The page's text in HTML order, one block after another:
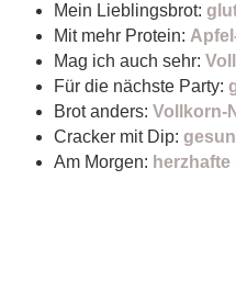
Mein Lieblingsbrot:
Mit mehr Protein:
Mag ich auch sehr:
Für die nächste Party:
Brot anders: Vollkorn-
Cracker mit Dip:
Am Morgen: